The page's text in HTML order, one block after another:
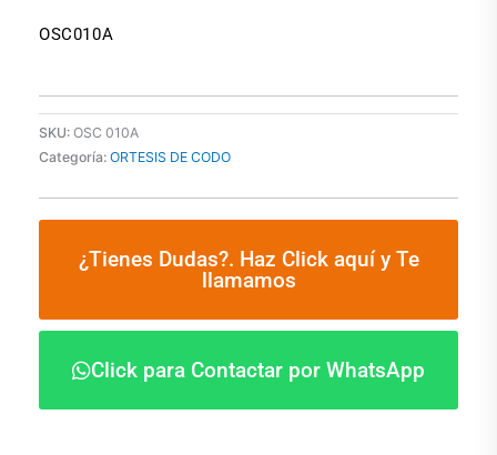
OSC010A
SKU: OSC 010A
Categoría: ORTESIS DE CODO
¿Tienes Dudas?. Haz Click aquí y Te
llamamos
Click para Contactar por WhatsApp